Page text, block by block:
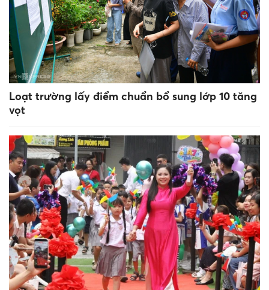
Loạt trường lấy điểm chuẩn bổ sung lớp 10 tăng
vọt